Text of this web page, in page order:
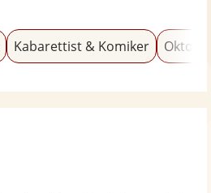
Kabarettist & Komiker